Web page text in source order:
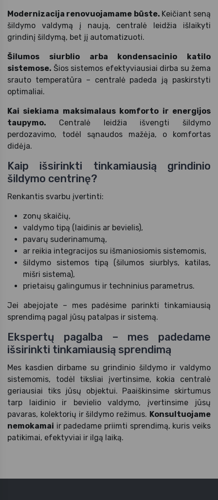
Modernizacija renovuojamame būste. Keičiant seną
šildymo valdymą į naują, centralė leidžia išlaikyti
grindinį šildymą, bet jį automatizuoti.
Šilumos siurblio arba kondensacinio katilo
sistemose. Šios sistemos efektyviausiai dirba su žema
srauto temperatūra – centralė padeda ją paskirstyti
optimaliai.
Kai siekiama maksimalaus komforto ir energijos
taupymo. Centralė leidžia išvengti šildymo
perdozavimo, todėl sąnaudos mažėja, o komfortas
didėja.
Kaip išsirinkti tinkamiausią grindinio
šildymo centrinę?
Renkantis svarbu įvertinti:
zonų skaičių,
valdymo tipą (laidinis ar bevielis),
pavarų suderinamumą,
ar reikia integracijos su išmaniosiomis sistemomis,
šildymo sistemos tipą (šilumos siurblys, katilas,
mišri sistema),
prietaisų galingumus ir techninius parametrus.
Jei abejojate – mes padėsime parinkti tinkamiausią
sprendimą pagal jūsų patalpas ir sistemą.
Ekspertų pagalba – mes padedame
išsirinkti tinkamiausią sprendimą
Mes kasdien dirbame su grindinio šildymo ir valdymo
sistemomis, todėl tiksliai įvertinsime, kokia centralė
geriausiai tiks jūsų objektui. Paaiškinsime skirtumus
tarp laidinio ir bevielio valdymo, įvertinsime jūsų
pavaras, kolektorių ir šildymo režimus. Konsultuojame
nemokamai ir padedame priimti sprendimą, kuris veiks
patikimai, efektyviai ir ilgą laiką.